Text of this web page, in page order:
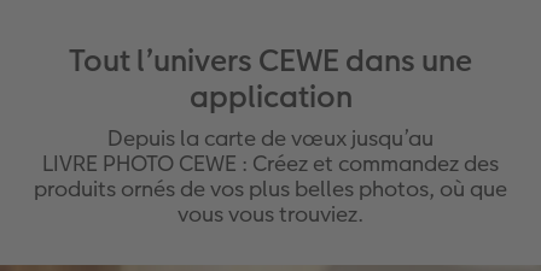
Tout l’univers CEWE dans une
application
Depuis la carte de vœux jusqu’au
LIVRE PHOTO CEWE : Créez et commandez des
produits ornés de vos plus belles photos, où que
vous vous trouviez.